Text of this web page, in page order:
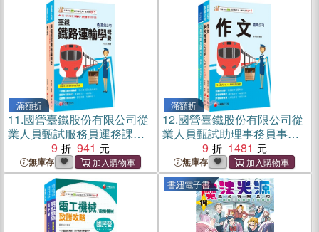
滿額折
11.國營臺鐵股份有限公司從
業人員甄試服務員運務課文
版套書（共二冊）
9 941
無庫存
滿額折
12.國營臺鐵股份有限公司從
業人員甄試助理事務員事務
管理課文版套書（共三冊）
9 1481
無庫存
書紐電子書